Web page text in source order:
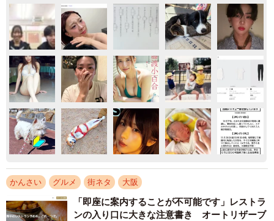
かんさい グルメ 街ネタ 大阪
「即座に案内することが不可能です」レストラ
ンの入り口に大きな注意書き オートリザーブ